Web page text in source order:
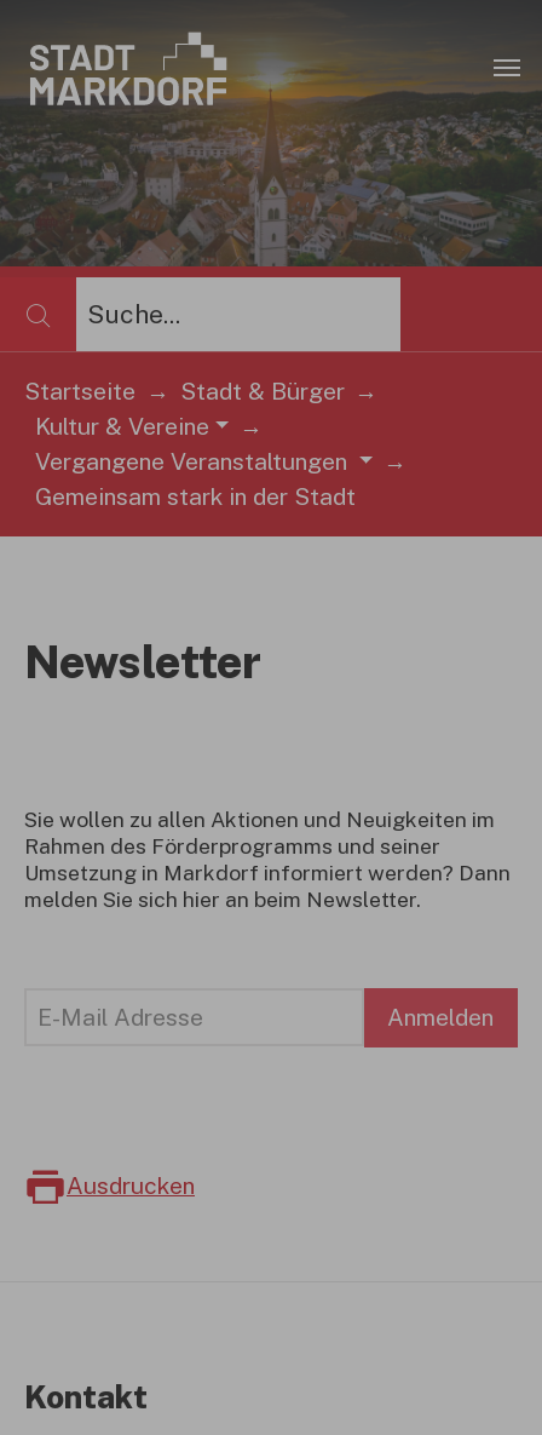
Sie sind hier:
Startseite
Stadt & Bürger
Kultur & Vereine
Vergangene Veranstaltungen
Gemeinsam stark in der Stadt
Newsletter
Sie wollen zu allen Aktionen und Neuigkeiten im
Rahmen des Förderprogramms und seiner
Umsetzung in Markdorf informiert werden? Dann
melden Sie sich hier an beim Newsletter.
Anmelden
Ausdrucken
Kontakt
×